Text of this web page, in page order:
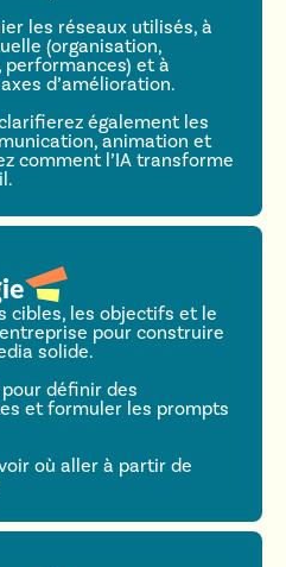
les réseaux utilisés, à
(organisation,
et à
d’amélioration.
également les
animation et
comment l’IA transforme
cibles, les objectifs et le
pour construire
solide.
pour définir des
et formuler les prompts
où aller à partir de